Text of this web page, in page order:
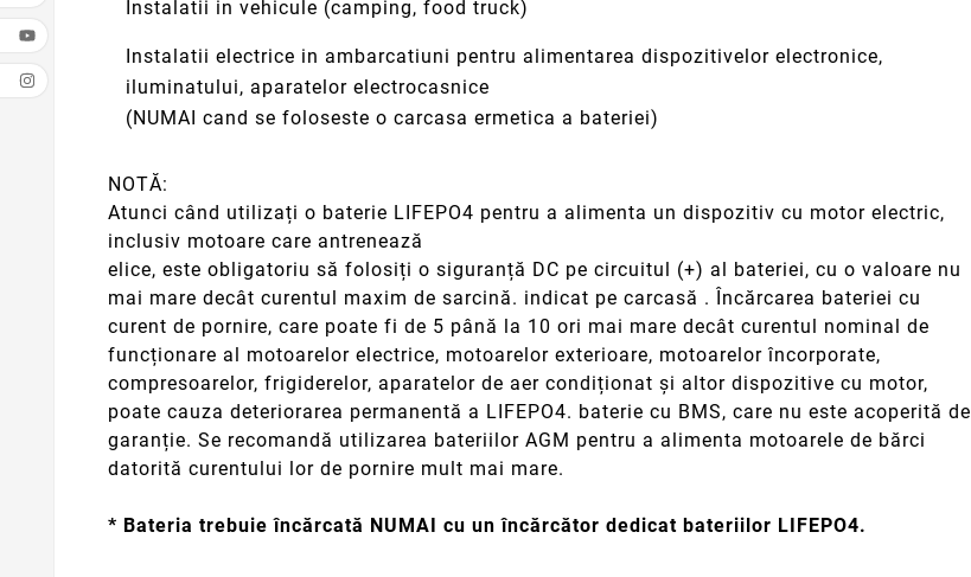
Instalatii in vehicule (camping, food truck)
Instalatii electrice in ambarcatiuni pentru alimentarea dispozitivelor electronice,
iluminatului, aparatelor electrocasnice
(NUMAI cand se foloseste o carcasa ermetica a bateriei)
NOTĂ:
Atunci când utilizați o baterie LIFEPO4 pentru a alimenta un dispozitiv cu motor electric,
inclusiv motoare care antrenează
elice, este obligatoriu să folosiți o siguranță DC pe circuitul (+) al bateriei, cu o valoare nu
mai mare decât curentul maxim de sarcină. indicat pe carcasă . Încărcarea bateriei cu
curent de pornire, care poate fi de 5 până la 10 ori mai mare decât curentul nominal de
funcționare al motoarelor electrice, motoarelor exterioare, motoarelor încorporate,
compresoarelor, frigiderelor, aparatelor de aer condiționat și altor dispozitive cu motor,
poate cauza deteriorarea permanentă a LIFEPO4. baterie cu BMS, care nu este acoperită de
garanție. Se recomandă utilizarea bateriilor AGM pentru a alimenta motoarele de bărci
datorită curentului lor de pornire mult mai mare.
* Bateria trebuie încărcată NUMAI cu un încărcător dedicat bateriilor LIFEPO4.